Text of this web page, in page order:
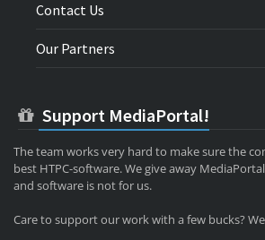
Contact Us
Our Partners
Support MediaPortal!
The team works very hard to make sure the
best HTPC-software. We give away
and software is not for us.
Care to support our work with a few bucks?